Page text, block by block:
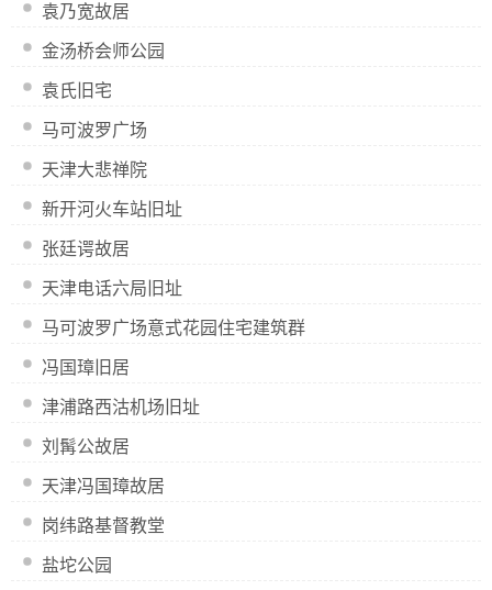
袁乃宽故居
金汤桥会师公园
袁氏旧宅
马可波罗广场
天津大悲禅院
新开河火车站旧址
张廷谔故居
天津电话六局旧址
马可波罗广场意式花园住宅建筑群
冯国璋旧居
津浦路西沽机场旧址
刘髯公故居
天津冯国璋故居
岗纬路基督教堂
盐坨公园